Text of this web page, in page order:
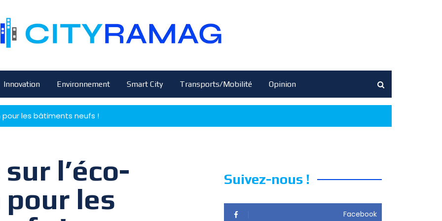
Innovation Environnement Smart City Transports/Mobilité Opinion
pour les bâtiments neufs !
l’éco-
les
Suivez-nous !
Facebook